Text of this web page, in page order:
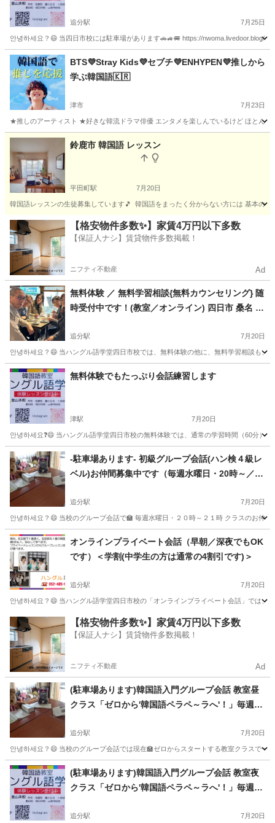
追分駅 7月25日
안녕하세요？😄 当四日市校には駐車場があります🚗🚙🚐 https://nwoma.livedoor.blog/
三重 四日市市 追分駅
BTS💜Stray Kids💜セブチ💜ENHYPEN💜推しから
学ぶ韓国語🇰🇷
津市 7月23日
★推しのアーティスト ★好きな韓流ドラマ俳優 エンタメを楽しんでいるけど ほとん
三重 津市 韓国語 BTS
鈴鹿市 韓国語 レッスン
平田町駅 7月20日
韓国語レッスンの生徒募集しています🎵 韓国語をまったく分からない方には 基本の
三重 鈴鹿市 平田町駅 韓国語 三重 鈴鹿市 亀山駅
韓国語 KPOP
【格安物件多数✨】家賃4万円以下多数
【保証人ナシ】賃貸物件多数掲載！
ニフティ不動産 Ad
無料体験 ／ 無料学習相談{無料カウンセリング} 随
時受付中です！(教室／オンライン) 四日市 桑名 鈴
追分駅 7月20日
안녕하세요？😄 当ハングル語学堂四日市校では、無料体験の他に、無料学習相談も
三重 四日市市 追分駅 韓国語
無料体験でもたっぷり会話練習します
津駅 7月20日
안녕하세요❓😄 当ハングル語学堂四日市校の無料体験では、通常の学習時間（60分）
三重 津市 津駅 韓国語 無料
-駐車場あります- 初級グループ会話(ハン検４級レ
ベル)お仲間募集中です（毎週水曜日・20時～／オ
追分駅 7月20日
안녕하세요？😄 当校のグループ会話で🏫 毎週水曜日・２０時～２１時 クラスのお仲
三重 四日市市 追分駅 韓国語 仲間
オンラインプライベート会話（早朝／深夜でもOK
です）＜学割(中学生の方は通常の4割引です)＞
追分駅 7月20日
안녕하세요？😄 当ハングル語学堂四日市校の「オンラインプライベート会話」では
三重 四日市市 追分駅 韓国語
【格安物件多数✨】家賃4万円以下多数
【保証人ナシ】賃貸物件多数掲載！
ニフティ不動産 Ad
(駐車場あります)韓国語入門グループ会話 教室昼
クラス「ゼロから'韓国語ペラペ～ラへ'！」毎週火
す／オンラインでの参加もOKです）
追分駅 7月20日
안녕하세요？😄 当校のグループ会話では現在🏫ゼロからスタートする教室クラスで
三重 四日市市 追分駅 韓国語 オンライン
(駐車場あります)韓国語入門グループ会話 教室夜
クラス「ゼロから'韓国語ペラペ～ラへ'！」毎週月
での参加もOKです）
追分駅 7月20日